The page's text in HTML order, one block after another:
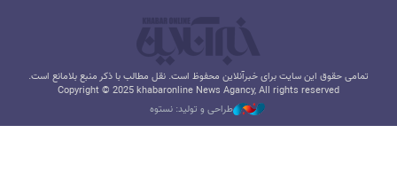
تمامی حقوق این سایت برای خبرآنلاین محفوظ است. نقل مطالب با ذکر منبع بلامانع است.
Copyright © 2025 khabaronline News Agancy, All rights reserved
طراحی و تولید: نستوه